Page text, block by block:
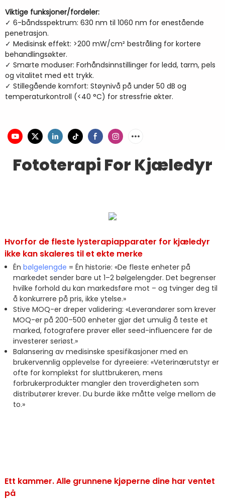
Viktige funksjoner/fordeler:
✓ 6-båndsspektrum: 630 nm til 1060 nm for enestående
penetrasjon.
✓ Medisinsk effekt: >200 mW/cm² bestråling for kortere
behandlingsøkter.
✓ Smarte moduser: Forhåndsinnstillinger for ledd, tarm, pels
og vitalitet med ett trykk.
✓ Stillegående komfort: Støynivå på under 50 dB og
temperaturkontroll (<40 °C) for stressfrie økter.
Fototerapi For Kjæledyr
Hvorfor de fleste lysterapiapparater for kjæledyr
ikke kan skaleres til et ekte merke
Én bølgelengde = Én historie: «De fleste enheter på
markedet sender bare ut 1–2 bølgelengder. Det begrenser
hvilke forhold du kan markedsføre mot – og tvinger deg til
å konkurrere på pris, ikke ytelse.»
Stive MOQ-er dreper validering: «Leverandører som krever
MOQ-er på 200–500 enheter gjør det umulig å teste et
marked, fotografere prøver eller seed-influencere før de
investerer seriøst.»
Balansering av medisinske spesifikasjoner med en
brukervennlig opplevelse for dyreeiere: «Veterinærutstyr er
ofte for komplekst for sluttbrukeren, mens
forbrukerprodukter mangler den troverdigheten som
distributører krever. Du burde ikke måtte velge mellom de
to.»
Ett kammer. Alle grunnene kjøperne dine har ventet
på